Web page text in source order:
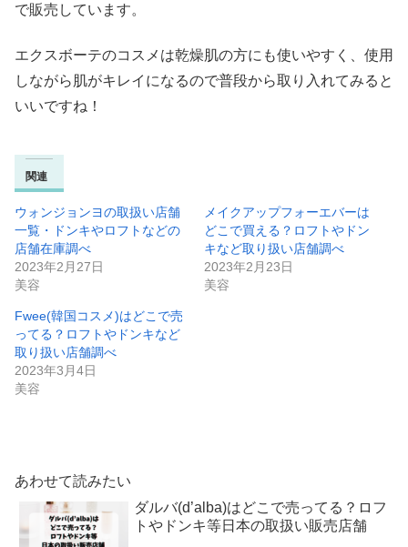
で販売しています。
エクスボーテのコスメは乾燥肌の方にも使いやすく、使用
しながら肌がキレイになるので普段から取り入れてみると
いいですね！
関連
ウォンジョンヨの取扱い店舗
一覧・ドンキやロフトなどの
店舗在庫調べ
2023年2月27日
美容
メイクアップフォーエバーは
どこで買える？ロフトやドン
キなど取り扱い店舗調べ
2023年2月23日
美容
Fwee(韓国コスメ)はどこで売
ってる？ロフトやドンキなど
取り扱い店舗調べ
2023年3月4日
美容
あわせて読みたい
ダルバ(d’alba)はどこで売ってる？ロフ
トやドンキ等日本の取扱い販売店舗